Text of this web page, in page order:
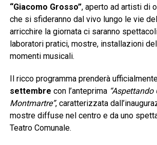
“Giacomo Grosso”, aperto ad artisti di
che si sfideranno dal vivo lungo le vie
arricchire la giornata ci saranno
laboratori pratici, mostre, installazioni
momenti musicali.
Il ricco programma prenderà
settembre con l’anteprima
Montmartre”, caratterizzata
mostre diffuse nel centro e da uno
Teatro Comunale.